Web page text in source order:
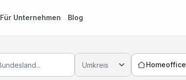
Für Unternehmen Blog
Homeoffice